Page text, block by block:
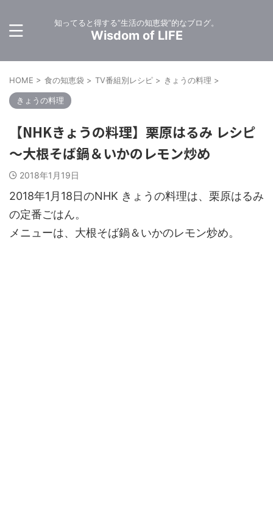
知ってると得する”生活の知恵袋”的なブログ。
Wisdom of LIFE
HOME > 食の知恵袋 > TV番組別レシピ > きょうの料理 >
きょうの料理
【NHKきょうの料理】栗原はるみ レシピ
～大根そば鍋＆いかのレモン炒め
2018年1月19日
2018年1月18日のNHK きょうの料理は、栗原はるみ
の定番ごはん。
メニューは、大根そば鍋＆いかのレモン炒め。